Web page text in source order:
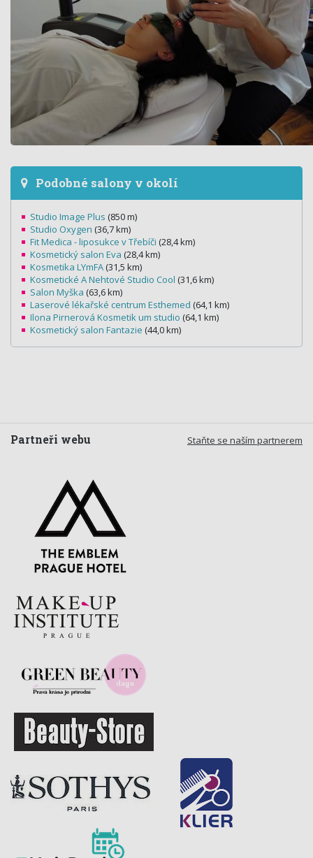
Podobné salony v okolí
Studio Image Plus (850 m)
Studio Oxygen (36,7 km)
Fit Medica - liposukce v Třebíči (28,4 km)
Kosmetický salon Eva (28,4 km)
Kosmetika LYmFA (31,5 km)
Kosmetické A Nehtové Studio Cool (31,6 km)
Salon Myška (63,6 km)
Laserové lékařské centrum Esthemed (64,1 km)
Ilona Pirnerová Kosmetik um studio (64,1 km)
Kosmetický salon Fantazie (44,0 km)
Staňte se naším partnerem
Partneři webu